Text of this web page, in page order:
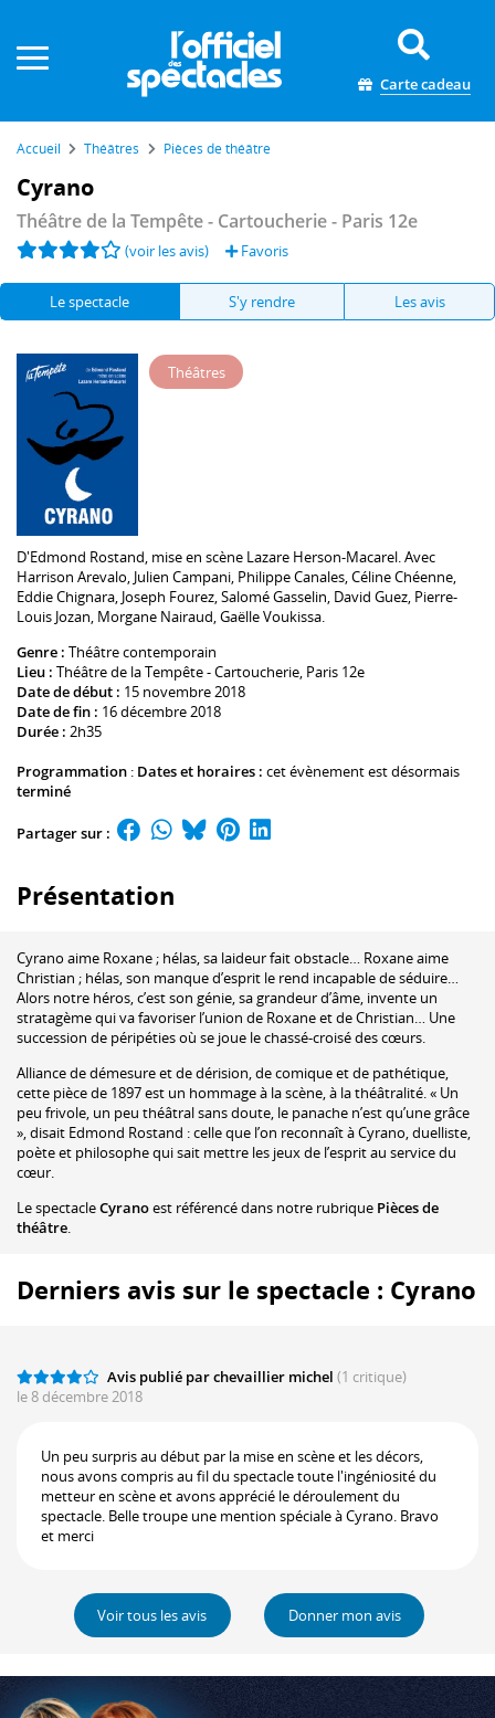
Carte cadeau
Accueil Théâtres Pièces de théâtre
Cyrano
Théâtre de la Tempête - Cartoucherie- Paris 12e
(voir les avis) Favoris
Le spectacle S'y rendre Les avis
Théâtres
D'Edmond Rostand , mise en scène Lazare Herson-Macarel . Avec
Harrison Arevalo Julien Campani Philippe Canales Céline Chéenne
Eddie Chignara Joseph Fourez Salomé Gasselin David Guez Pierre-
Louis Jozan Morgane Nairaud Gaëlle Voukissa
Genre : Théâtre contemporain
Lieu : Théâtre de la Tempête - Cartoucherie, Paris 12e
Date de début : 15 novembre 2018
Date de fin : 16 décembre 2018
Durée : 2h35
Programmation : Dates et horaires : cet évènement est désormais
terminé
Partager sur :
Présentation
Cyrano aime Roxane ; hélas, sa laideur fait obstacle… Roxane aime
Christian ; hélas, son manque d’esprit le rend incapable de séduire…
Alors notre héros, c’est son génie, sa grandeur d’âme, invente un
stratagème qui va favoriser l’union de Roxane et de Christian… Une
succession de péripéties où se joue le chassé-croisé des cœurs.
Alliance de démesure et de dérision, de comique et de pathétique,
cette pièce de 1897 est un hommage à la scène, à la théâtralité. « Un
peu frivole, un peu théâtral sans doute, le panache n’est qu’une grâce
», disait Edmond Rostand : celle que l’on reconnaît à Cyrano, duelliste,
poète et philosophe qui sait mettre les jeux de l’esprit au service du
cœur.
Le spectacleCyranoest référencé dans notre rubrique Pièces de
théâtre.
Derniers avis sur le spectacle : Cyrano
Avis publié par chevaillier michel (1 critique)
le 8 décembre 2018
Un peu surpris au début par la mise en scène et les décors,
nous avons compris au fil du spectacle toute l'ingéniosité du
metteur en scène et avons apprécié le déroulement du
spectacle. Belle troupe une mention spéciale à Cyrano. Bravo
et merci
Voir tous les avis Donner mon avis